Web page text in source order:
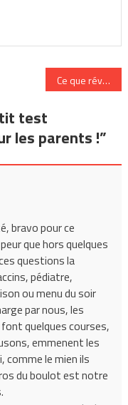
à l’échelle d’un territoire
Ce que révèle
test
les parents !”
bravo pour ce
que hors quelques
questions la
pédiatre,
ou menu du soir
par nous, les
quelques courses,
emmenent les
le mien ils
du boulot est notre